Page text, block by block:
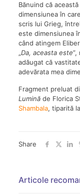
Bănuind că
dimensiunea în
scris lui Grieg,
este dimensiunea
când atingem
„Da, aceasta este”,
adăugat că
adevărata mea
Fragment preluat
Luminăde Florica
Shambala, tiparită la
Share
Articole